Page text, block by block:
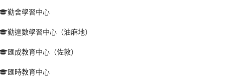
勤舍學習中心
勤達數學習中心（油麻地）
匯成教育中心（佐敦）
匯時教育中心